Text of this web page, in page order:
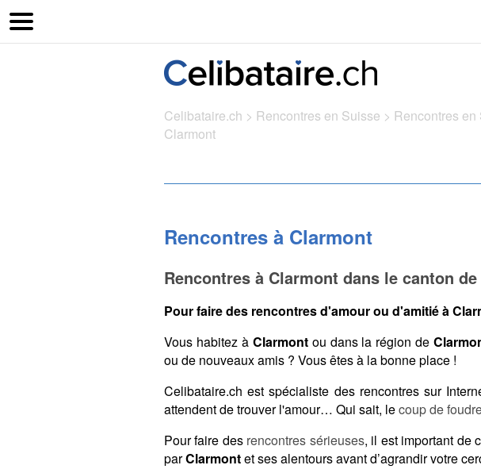
Celibataire.ch > Rencontres en Suisse > Rencontres
Clarmont
Rencontres à Clarmont
Rencontres à Clarmont dans le canton de
Pour faire des rencontres d'amour ou d'amitié à
Vous habitez à Clarmontou dans la région de
ou de nouveaux amis ? Vous êtes à la bonne place !
Celibataire.ch est spécialiste des rencontres sur
attendent de trouver l'amour… Qui sait, lecoup de
Pour faire des rencontres sérieuses, il est important de
parClarmontet ses alentours avant d’agrandir votre